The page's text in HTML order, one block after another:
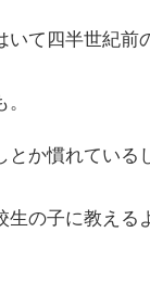
いて四半世紀前
とか慣れている
生の子に教える